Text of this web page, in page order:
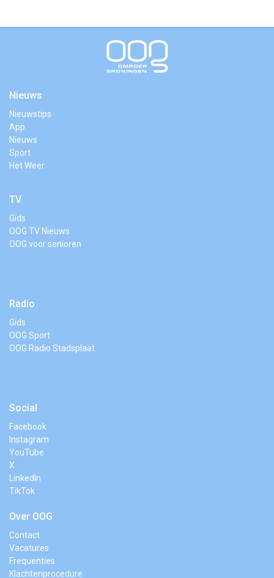
Nieuws
Nieuwstips
App
Nieuws
Sport
Het Weer
TV
Gids
OOG TV Nieuws
OOG voor senioren
Radio
Gids
OOG Sport
OOG Radio Stadsplaat
Social
Facebook
Instagram
YouTube
X
LinkedIn
TikTok
Over OOG
Contact
Vacatures
Frequenties
Klachtenprocedure